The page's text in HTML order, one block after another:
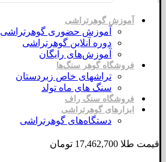
آموزش گوهرتراشی
آموزش حضوری گوهرتراشی
دوره آنلاین گوهرتراشی
آموزش‌های رایگان
فروشگاه گوهر سنگ‌ها
تراشهای خاص زبردستان
سنگ های ماه تولد
فروشگاه سنگ راف
ابزارهای گوهرتراشی
دستگاه‌های گوهرتراشی
قیمت طلا 17,462,700 تومان